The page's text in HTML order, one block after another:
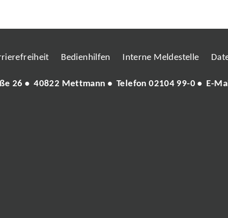
Bedienhilfen Interne Meldestelle
26 • 40822 Mettmann • Telefon02104 99-0• E-